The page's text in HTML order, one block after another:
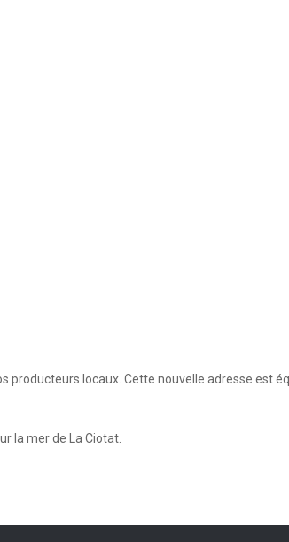
locaux. Cette nouvelle adresse est
la mer de La Ciotat.